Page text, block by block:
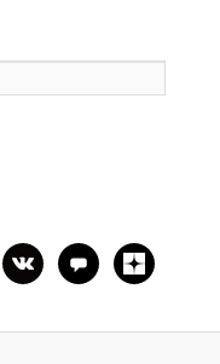
vkontaktecomment
zen-
yandex